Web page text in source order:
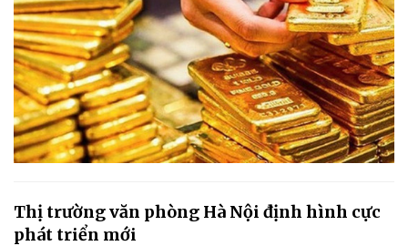
Thị trường văn phòng Hà Nội định hình cực
phát triển mới